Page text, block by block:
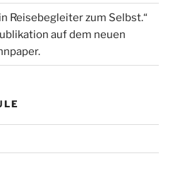
Reisebegleiter zum Selbst.“
auf dem neuen